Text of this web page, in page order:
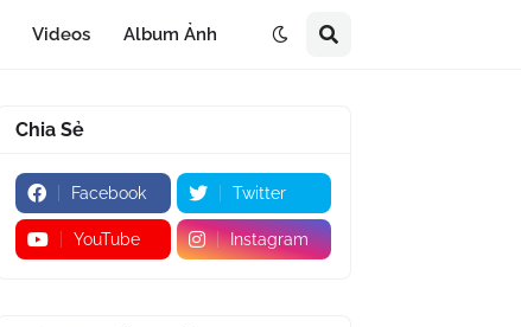
Videos Album Ảnh
Chia Sẻ
Facebook Twitter
YouTube Instagram